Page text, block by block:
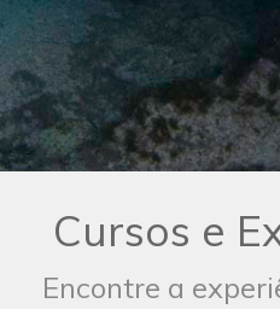
Cursos e
Encontre a